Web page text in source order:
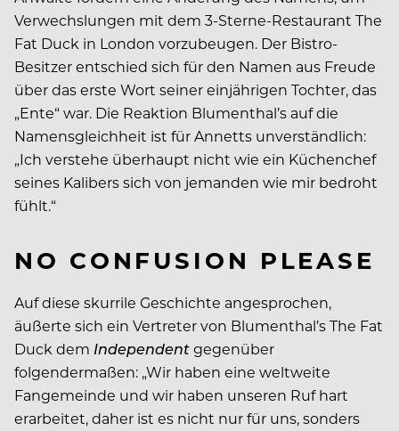
Verwechslungen mit dem 3-Sterne-Restaurant The
Fat Duck in London vorzubeugen. Der Bistro-
Besitzer entschied sich für den Namen aus Freude
über das erste Wort seiner einjährigen Tochter, das
„Ente“ war. Die Reaktion Blumenthal’s auf die
Namensgleichheit ist für Annetts unverständlich:
„Ich verstehe überhaupt nicht wie ein Küchenchef
seines Kalibers sich von jemanden wie mir bedroht
fühlt.“
NO CONFUSION PLEASE
Auf diese skurrile Geschichte angesprochen,
äußerte sich ein Vertreter von Blumenthal’s The Fat
Duck dem Independentgegenüber
folgendermaßen: „Wir haben eine weltweite
Fangemeinde und wir haben unseren Ruf hart
erarbeitet, daher ist es nicht nur für uns, sonders